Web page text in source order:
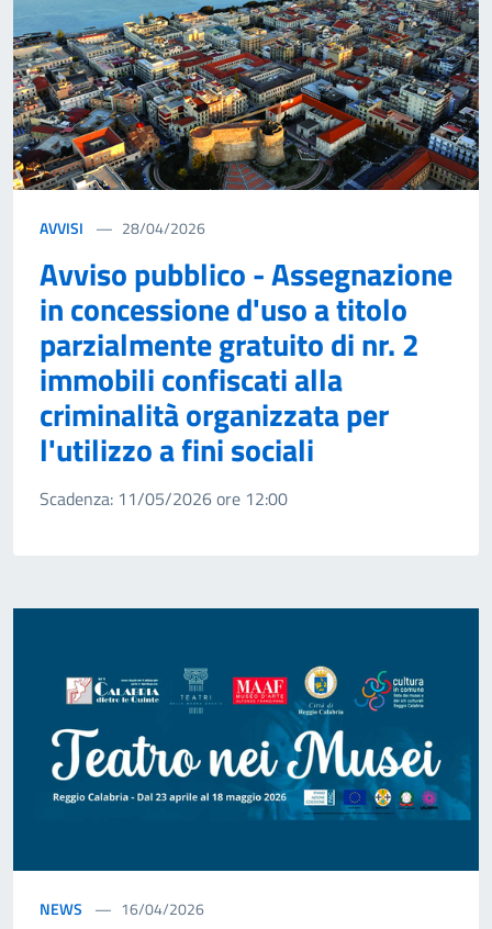
AVVISI 28/04/2026
Avviso pubblico - Assegnazione
in concessione d'uso a titolo
parzialmente gratuito di nr. 2
immobili confiscati alla
criminalità organizzata per
l'utilizzo a fini sociali
Scadenza: 11/05/2026 ore 12:00
NEWS 16/04/2026